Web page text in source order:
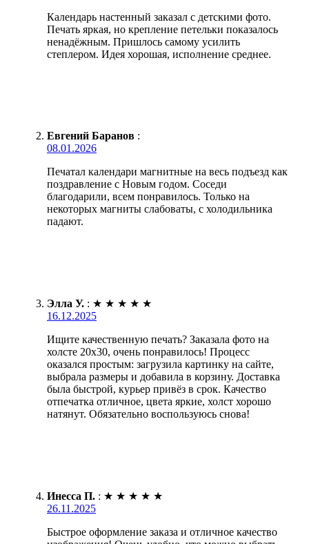
Календарь настенный заказал с детскими фото.
Печать яркая, но крепление петельки показалось
ненадёжным. Пришлось самому усилить
степлером. Идея хорошая, исполнение среднее.
Евгений Баранов :
08.01.2026
Печатал календари магнитные на весь подъезд как
поздравление с Новым годом. Соседи
благодарили, всем понравилось. Только на
некоторых магниты слабоваты, с холодильника
падают.
Элла У. : ★ ★ ★ ★ ★
16.12.2025
Ищите качественную печать? Заказала фото на
холсте 20х30, очень понравилось! Процесс
оказался простым: загрузила картинку на сайте,
выбрала размеры и добавила в корзину. Доставка
была быстрой, курьер привёз в срок. Качество
отпечатка отличное, цвета яркие, холст хорошо
натянут. Обязательно воспользуюсь снова!
Инесса П. : ★ ★ ★ ★ ★
26.11.2025
Быстрое оформление заказа и отличное качество